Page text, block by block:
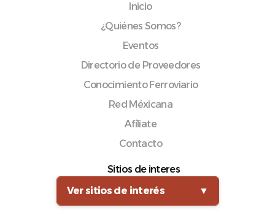
Inicio
¿Quiénes Somos?
Eventos
Directorio de Proveedores
Conocimiento Ferroviario
Red Méxicana
Afíliate
Contacto
Sitios de interes
Ver sitios de interés
▼